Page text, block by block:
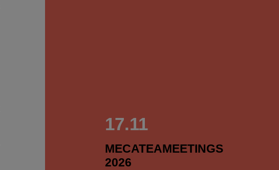
17.11
MECATEAMEETINGS
2026